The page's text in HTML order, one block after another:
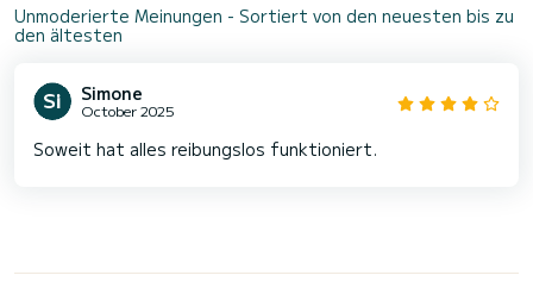
Unmoderierte Meinungen - Sortiert von den neuesten bis zu
den ältesten
Simone
October 2025
Soweit hat alles reibungslos funktioniert.